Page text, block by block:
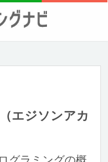
エジソンアカ